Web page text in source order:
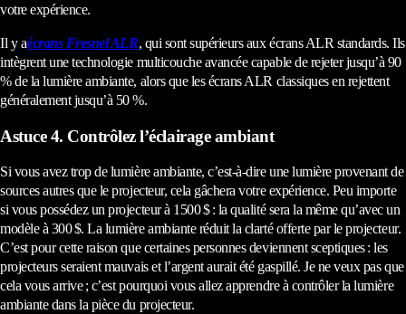
votre expérience.
Il y aécrans Fresnel ALR, qui sont supérieurs aux écrans ALR standards. Ils
intègrent une technologie multicouche avancée capable de rejeter jusqu’à 90
% de la lumière ambiante, alors que les écrans ALR classiques en rejettent
généralement jusqu’à 50 %.
Astuce 4. Contrôlez l’éclairage ambiant
Si vous avez trop de lumière ambiante, c’est-à-dire une lumière provenant de
sources autres que le projecteur, cela gâchera votre expérience. Peu importe
si vous possédez un projecteur à 1500 $ : la qualité sera la même qu’avec un
modèle à 300 $. La lumière ambiante réduit la clarté offerte par le projecteur.
C’est pour cette raison que certaines personnes deviennent sceptiques : les
projecteurs seraient mauvais et l’argent aurait été gaspillé. Je ne veux pas que
cela vous arrive ; c’est pourquoi vous allez apprendre à contrôler la lumière
ambiante dans la pièce du projecteur.